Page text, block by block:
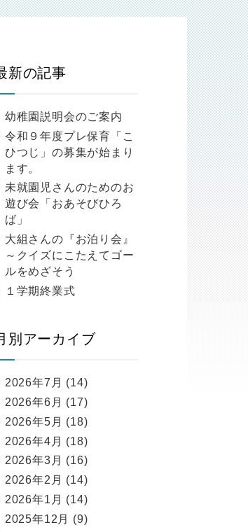
新の記事
幼稚園説明会のご案内
令和９年度プレ保育「こ
ひつじ」の募集が始まり
ます。
未就園児さんのためのお
遊び会「おあそびひろ
ば」
大組さんの『お泊り会』
～クイズにこたえてゴー
ルをめざそう
１学期終業式
別アーカイブ
2026年7月 (14)
2026年6月 (17)
2026年5月 (18)
2026年4月 (18)
2026年3月 (16)
2026年2月 (14)
2026年1月 (14)
2025年12月 (9)